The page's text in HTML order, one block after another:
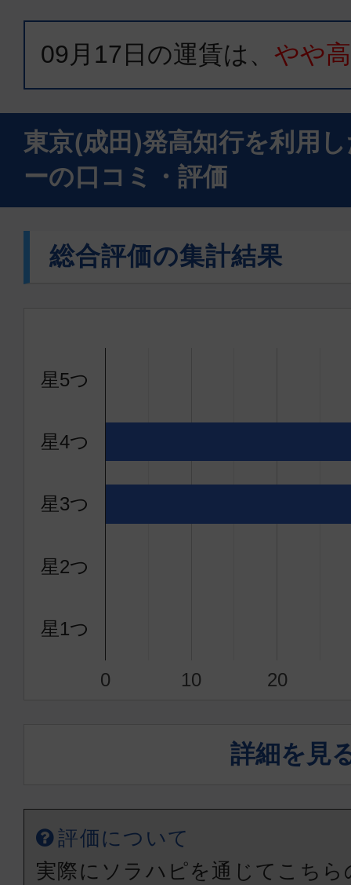
09月17日 の運賃は、 やや
東京(成田)発高知行を利用
ーの口コミ・評価
総合評価の集計結果
0 10 20
星5つ
星4つ
星3つ
星2つ
星1つ
詳細を見
評価について
実際にソラハピを通じてこち